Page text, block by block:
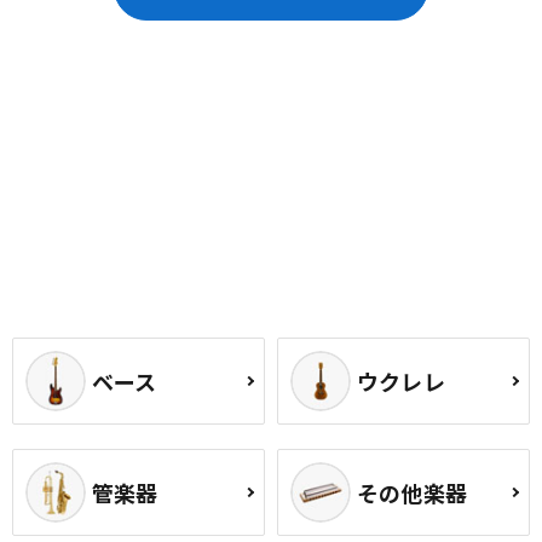
ベース ウクレレ
管楽器 その他楽器